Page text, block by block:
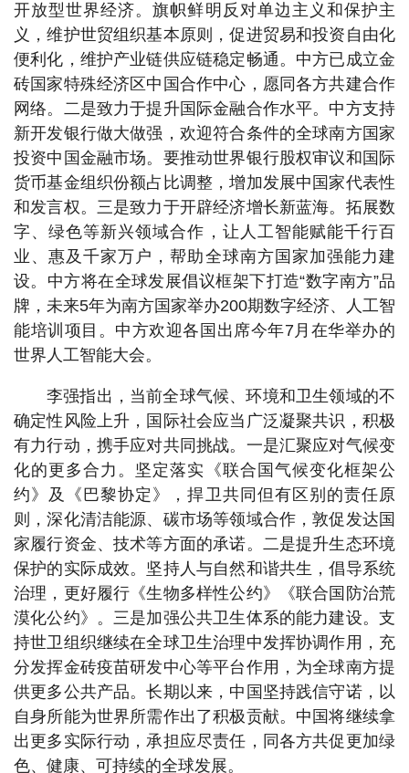
开放型世界经济。旗帜鲜明反对单边主义和保护主
义，维护世贸组织基本原则，促进贸易和投资自由化
便利化，维护产业链供应链稳定畅通。中方已成立金
砖国家特殊经济区中国合作中心，愿同各方共建合作
网络。二是致力于提升国际金融合作水平。中方支持
新开发银行做大做强，欢迎符合条件的全球南方国家
投资中国金融市场。要推动世界银行股权审议和国际
货币基金组织份额占比调整，增加发展中国家代表性
和发言权。三是致力于开辟经济增长新蓝海。拓展数
字、绿色等新兴领域合作，让人工智能赋能千行百
业、惠及千家万户，帮助全球南方国家加强能力建
设。中方将在全球发展倡议框架下打造“数字南方”品
牌，未来5年为南方国家举办200期数字经济、人工智
能培训项目。中方欢迎各国出席今年7月在华举办的
世界人工智能大会。
李强指出，当前全球气候、环境和卫生领域的不
确定性风险上升，国际社会应当广泛凝聚共识，积极
有力行动，携手应对共同挑战。一是汇聚应对气候变
化的更多合力。坚定落实《联合国气候变化框架公
约》及《巴黎协定》，捍卫共同但有区别的责任原
则，深化清洁能源、碳市场等领域合作，敦促发达国
家履行资金、技术等方面的承诺。二是提升生态环境
保护的实际成效。坚持人与自然和谐共生，倡导系统
治理，更好履行《生物多样性公约》《联合国防治荒
漠化公约》。三是加强公共卫生体系的能力建设。支
持世卫组织继续在全球卫生治理中发挥协调作用，充
分发挥金砖疫苗研发中心等平台作用，为全球南方提
供更多公共产品。长期以来，中国坚持践信守诺，以
自身所能为世界所需作出了积极贡献。中国将继续拿
出更多实际行动，承担应尽责任，同各方共促更加绿
色、健康、可持续的全球发展。